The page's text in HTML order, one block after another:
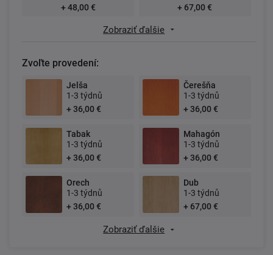
+ 48,00 €
+ 67,00 €
Zobraziť ďalšie
Zvoľte provedení:
Jelša
1-3 týdnů
+ 36,00 €
Čerešňa
1-3 týdnů
+ 36,00 €
Tabak
1-3 týdnů
+ 36,00 €
Mahagón
1-3 týdnů
+ 36,00 €
Orech
1-3 týdnů
+ 36,00 €
Dub
1-3 týdnů
+ 67,00 €
Zobraziť ďalšie